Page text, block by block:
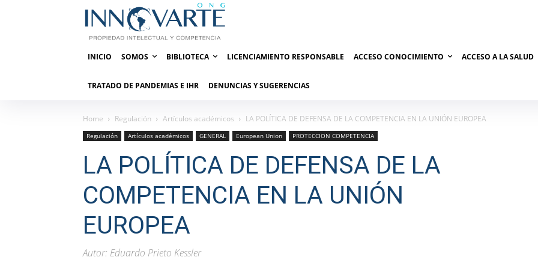
INICIO SOMOS BIBLIOTECA LICENCIAMIENTO RESPONSABLE ACCESO CONOCIMIENTO ACCESO A LA SALUD
TRATADO DE PANDEMIAS E IHR DENUNCIAS Y SUGERENCIAS
Home Regulación Artículos académicos LA POLÍTICA DE DEFENSA DE LA COMPETENCIA EN LA UNIÓN EUROPEA
Regulación Artículos académicos GENERAL European Union PROTECCION COMPETENCIA
LA POLÍTICA DE DEFENSA DE LA
COMPETENCIA EN LA UNIÓN
EUROPEA
Autor: Eduardo Prieto Kessler